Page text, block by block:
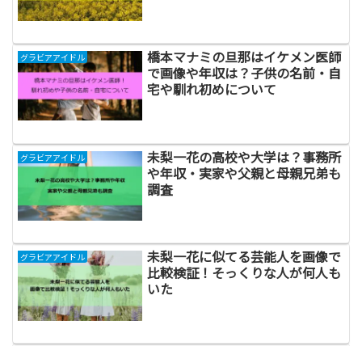
グラビアアイドル
橋本マナミの旦那はイケメン医師
で画像や年収は？子供の名前・自
宅や馴れ初めについて
グラビアアイドル
未梨一花の高校や大学は？事務所
や年収・実家や父親と母親兄弟も
調査
グラビアアイドル
未梨一花に似てる芸能人を画像で
比較検証！そっくりな人が何人も
いた